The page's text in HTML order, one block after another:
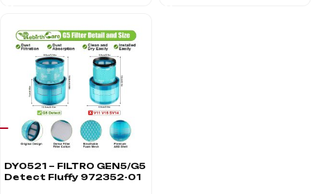
DY0521 – FILTRO GEN5/G5
Detect Fluffy 972352-01